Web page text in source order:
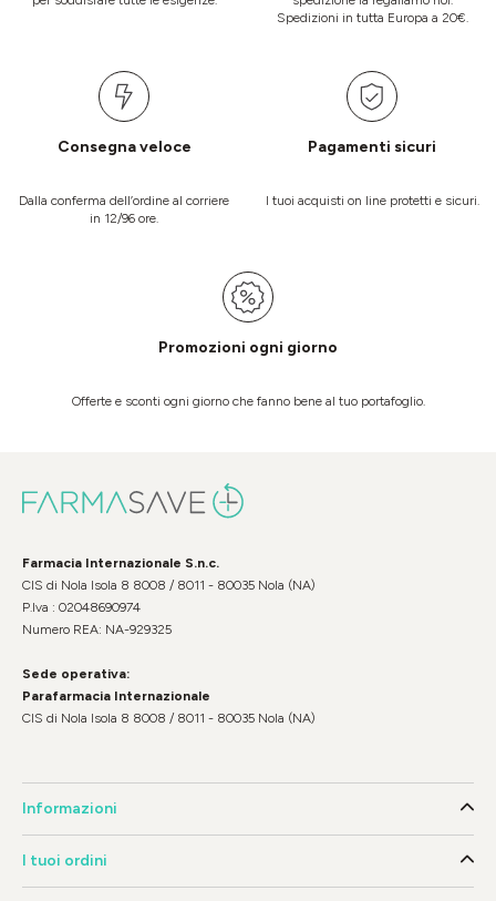
Spedizioni in tutta Europa a 20€.
Consegna veloce
Dalla conferma dell’ordine al corriere
in 12/96 ore.
Pagamenti sicuri
I tuoi acquisti on line protetti e sicuri.
Promozioni ogni giorno
Offerte e sconti ogni giorno che fanno bene al tuo portafoglio.
Farmacia Internazionale S.n.c.
CIS di Nola Isola 8 8008 / 8011 - 80035 Nola (NA)
P.Iva : 02048690974
Numero REA: NA-929325
Sede operativa:
Parafarmacia Internazionale
CIS di Nola Isola 8 8008 / 8011 - 80035 Nola (NA)
Informazioni
I tuoi ordini